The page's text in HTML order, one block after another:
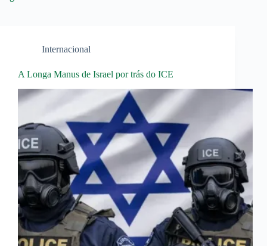
Internacional
A Longa Manus de Israel por trás do ICE